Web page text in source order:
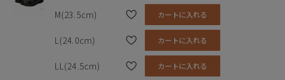
M(23.5cm) カートに入れる
L(24.0cm) カートに入れる
LL(24.5cm) カートに入れる